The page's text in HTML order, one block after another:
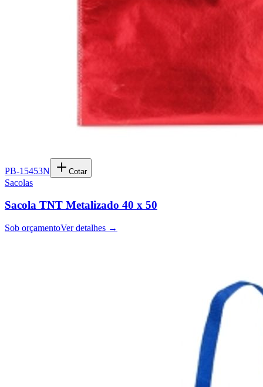
PB-15453N Cotar
Sacolas
Sacola TNT Metalizado 40 x 50
Sob orçamentoVer detalhes →